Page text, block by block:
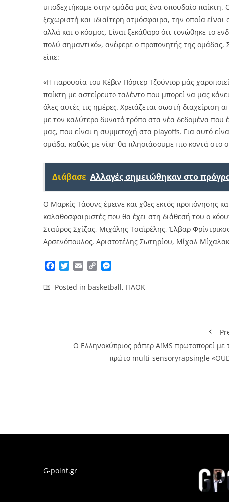
υποδεχτήκαμε στην ομάδα μας ένα σπουδαίο παίκτη.
ξεχωριστή και ιδιαίτερη ατμόσφαιρα, την οποία
αλλά και ο κόσμος. Είναι ξεκάθαρο ότι τονώθηκε το
πολύ σημαντικό», ανέφερε ο προπονητής της
είπε:
«Η παρουσία του Κέβιν Πόρτερ Τζούνιορ μάς
παίκτη με αστείρευτο ταλέντο που μπορεί να μας
όλες αυτές τις ημέρες. Χρειάζεται σωστή
με τον καλύτερο δυνατό τρόπο στα νέα δεδομένα που
μας, που είναι η συμμετοχή στα playoffs. Για αυτό
ομάδα, καθώς με νίκη θα πλησιάσουμε πιο κοντά στο
Διάβασε Αλλαγές σημειώθηκαν στο
Ο Mαρκίς Τάουνς έμεινε και χθες εκτός προπόνησης
καλαθοσφαιριστές που θα έχει στη διάθεσή του ο
Σταύρος Σχίζας, Μιχάλης Τσαϊρέλης, Έλβαρ
Αρσενόπουλος, Αριστοτέλης Σωτηρίου, Μίχαλ
Facebook
TwitterEmailCopy
Posted in basketball, ΠΑΟΚ
Ο Ελληνοκύπριος ράπερ A!MS πρωτοπορεί με
πρώτο multi-sensoryrapsingle
G-point.gr